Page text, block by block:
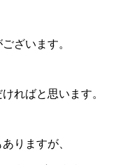
ざいます。
ればと思います。
りますが、